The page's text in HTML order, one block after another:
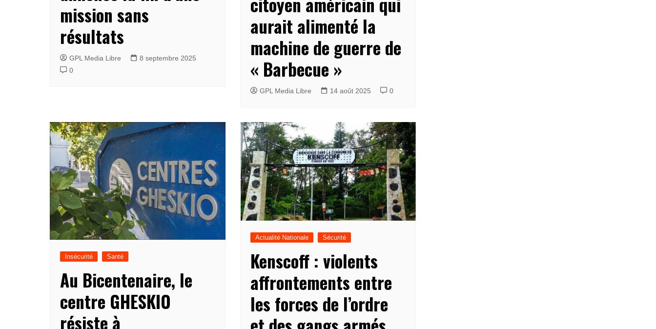
mission sans
résultats
GPL Media Libre
8 septembre 2025
0
aurait alimenté la
machine de guerre de
« Barbecue »
GPL Media Libre 14 août 2025 0
Insécurité Santé
Au Bicentenaire, le
centre GHESKIO
résiste à
Actualité Nationale Sécurité
Kenscoff : violents
affrontements entre
les forces de l’ordre